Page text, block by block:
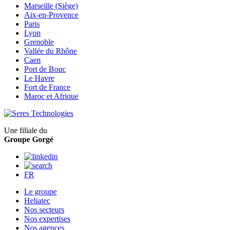
Marseille (Siège)
Aix-en-Provence
Paris
Lyon
Grenoble
Vallée du Rhône
Caen
Port de Bouc
Le Havre
Fort de France
Maroc et Afrique
Une filiale du
Groupe Gorgé
FR
Le groupe
Heliatec
Nos secteurs
Nos expertises
Nos agences